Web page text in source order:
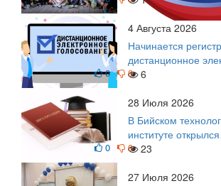
4 Августа 2026
Начинается
дистанционное
голосование на
0 0 6
28 Июля 2026
В Бийском
институте открылся
диссертационный
0 0 23
27 Июля 2026